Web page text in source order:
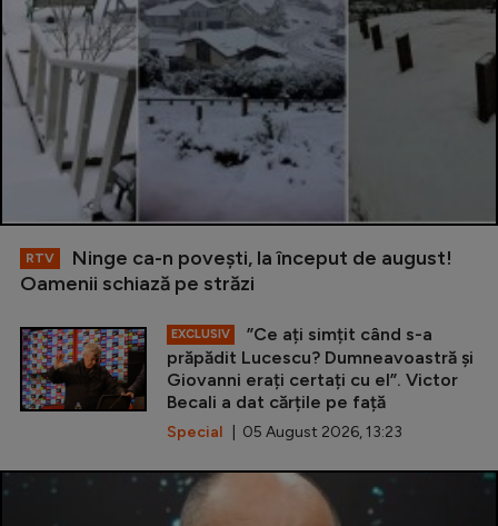
RTV
Ninge ca-n povești, la început de august!
Oamenii schiază pe străzi
EXCLUSIV
”Ce ați simțit când s-a
prăpădit Lucescu? Dumneavoastră și
Giovanni erați certați cu el”. Victor
Becali a dat cărțile pe față
Special | 05 August 2026, 13:23